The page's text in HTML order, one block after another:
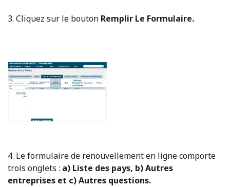
3. Cliquez sur le bouton Remplir Le Formulaire.
4. Le formulaire de renouvellement en ligne comporte
trois onglets : a) Liste des pays, b) Autres
entreprises et c) Autres questions.